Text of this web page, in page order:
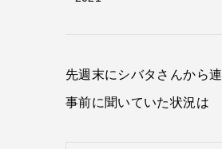
先週末にシバタさんから
事前に聞いていた状況は